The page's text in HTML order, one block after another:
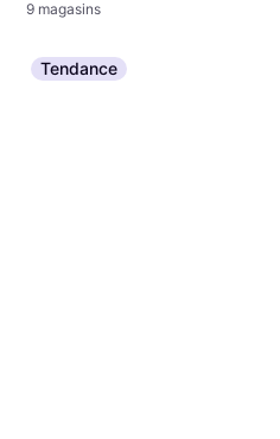
9 magasins
Tendance